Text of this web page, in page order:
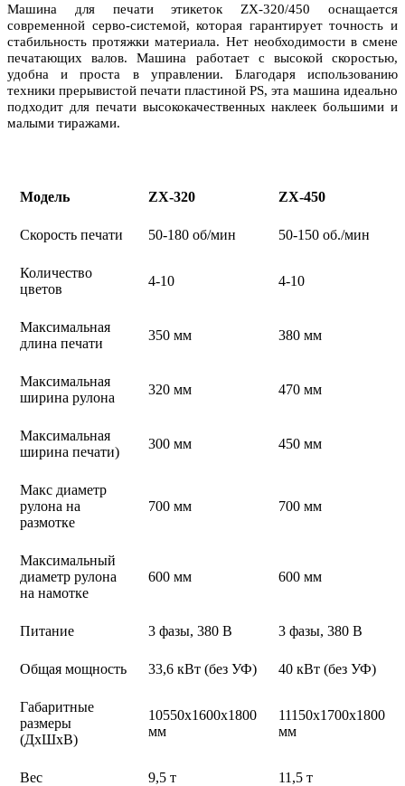
Машина для печати этикеток ZX-320/450 оснащается
современной серво-системой, которая гарантирует точность и
стабильность протяжки материала. Нет необходимости в смене
печатающих валов. Машина работает с высокой скоростью,
удобна и проста в управлении. Благодаря использованию
техники прерывистой печати пластиной PS, эта машина идеально
подходит для печати высококачественных наклеек большими и
малыми тиражами.
Модель ZX-320 ZX-450
Скорость печати 50-180 об/мин 50-150 об./мин
Количество
цветов
4-10 4-10
Максимальная
длина печати
350 мм 380 мм
Максимальная
ширина рулона
320 мм 470 мм
Максимальная
ширина печати)
300 мм 450 мм
Макс диаметр
рулона на
размотке
700 мм 700 мм
Максимальный
диаметр рулона
на намотке
600 мм 600 мм
Питание 3 фазы, 380 В 3 фазы, 380 В
Общая мощность 33,6 кВт (без УФ) 40 кВт (без УФ)
Габаритные
размеры
(ДхШхВ)
10550х1600х1800
мм
11150х1700х1800
мм
Вес 9,5 т 11,5 т